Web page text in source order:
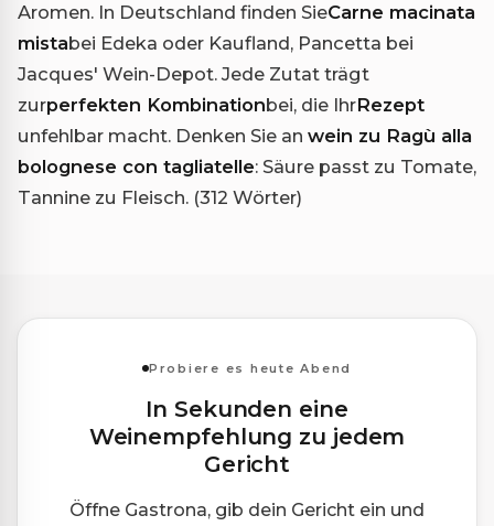
Aromen. In Deutschland finden SieCarne macinata
mistabei Edeka oder Kaufland, Pancetta bei
Jacques' Wein-Depot. Jede Zutat trägt
zurperfekten Kombinationbei, die IhrRezept
unfehlbar macht. Denken Sie an wein zu Ragù alla
bolognese con tagliatelle: Säure passt zu Tomate,
Tannine zu Fleisch. (312 Wörter)
Probiere es heute Abend
In Sekunden eine
Weinempfehlung zu jedem
Gericht
Öffne Gastrona, gib dein Gericht ein und